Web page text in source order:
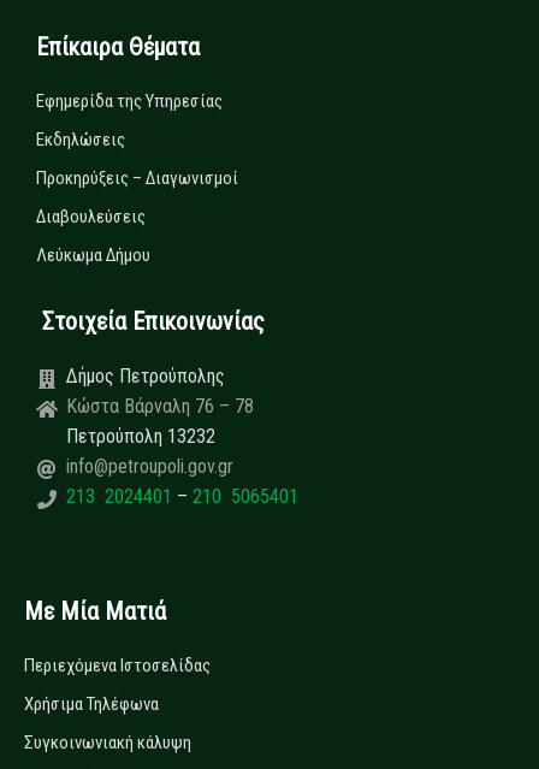
Επίκαιρα Θέματα
Εφημερίδα της Υπηρεσίας
Εκδηλώσεις
Προκηρύξεις – Διαγωνισμοί
Διαβουλεύσεις
Λεύκωμα Δήμου
Στοιχεία Επικοινωνίας
Δήμος Πετρούπολης
Κώστα Βάρναλη 76 – 78
Πετρούπολη 13232
info@petroupoli.gov.gr
213 2024401 – 210 5065401
Με Μία Ματιά
Περιεχόμενα Ιστοσελίδας
Χρήσιμα Τηλέφωνα
Συγκοινωνιακή κάλυψη